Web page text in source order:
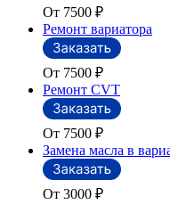
От 7500 ₽
Ремонт вариатора
От 7500 ₽
Ремонт CVT
От 7500 ₽
Замена масла в
От 3000 ₽